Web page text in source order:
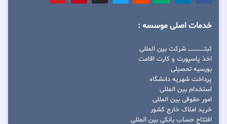
خدمات اصلی موسسه :
ثبتــــــــــــــــ شرکت بین المللی
اخذ پاسپورت و کارت اقامت
بورسیه تحصیلی
پرداخت شهریه دانشگاه
استخدام بین المللی
امور حقوقی بین المللی
خرید املاک خارج کشور
افتتاح حساب بانکی بین المللی